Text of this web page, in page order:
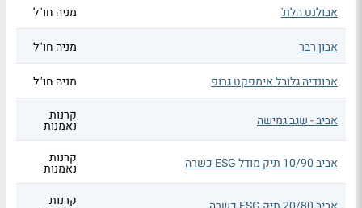
אבולנט הלת' מניה חו"ל
אבון רבר מניה חו"ל
אבונדיה גלובל אימפקט גרופ מניה חו"ל
אביב - שגב גמישה קרנות
נאמנות
אביב 10/90 תיק מודל ESG כשרה קרנות
נאמנות
קרנות